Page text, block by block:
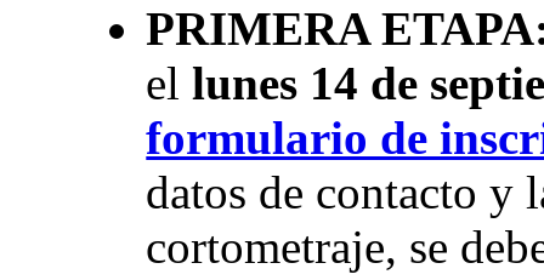
PRIMERA
el lunes 14 de
formulario de
datos de contacto y
cortometraje, se